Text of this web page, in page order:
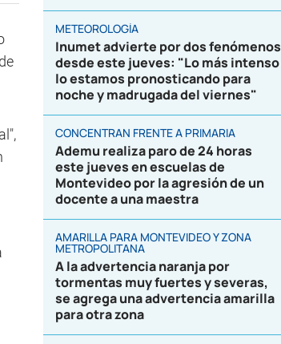
METEOROLOGÍA
Inumet advierte por dos fenómenos
desde este jueves: "Lo más intenso
lo estamos pronosticando para
noche y madrugada del viernes"
CONCENTRAN FRENTE A PRIMARIA
Ademu realiza paro de 24 horas
este jueves en escuelas de
Montevideo por la agresión de un
docente a una maestra
AMARILLA PARA MONTEVIDEO Y ZONA
METROPOLITANA
A la advertencia naranja por
tormentas muy fuertes y severas,
se agrega una advertencia amarilla
para otra zona